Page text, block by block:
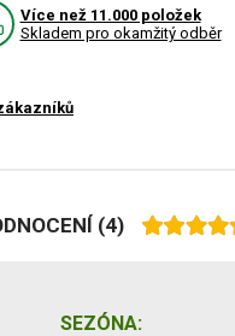
Více než 11.000 položek
Skladem pro okamžitý odběr
(4)
SEZÓNA: